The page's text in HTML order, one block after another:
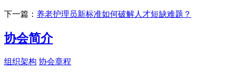
下一篇： 养老护理员新标准如何破解人才短缺难题？
协会简介
组织架构 协会章程